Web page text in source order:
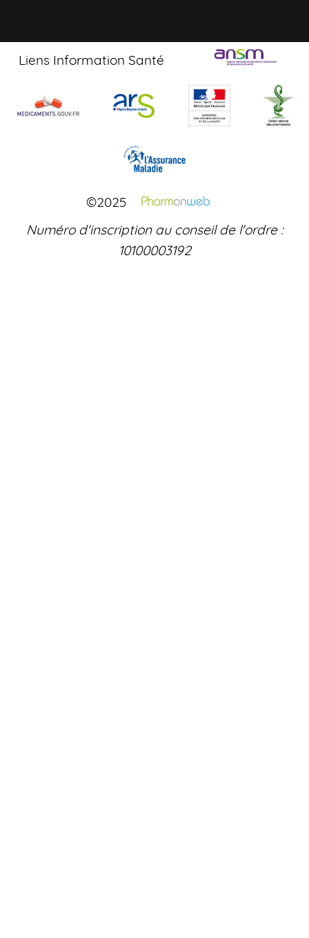
Liens Information Santé
©2025
Numéro d'inscription au conseil de l'ordre :
10100003192